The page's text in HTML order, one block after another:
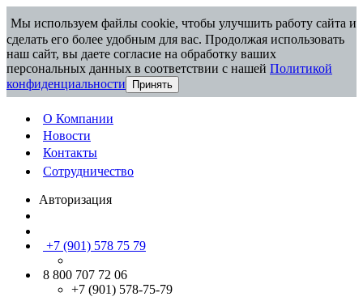
Мы используем файлы cookie, чтобы улучшить работу сайта и
сделать его более удобным для вас. Продолжая использовать
наш сайт, вы даете согласие на обработку ваших
персональных данных в соответствии с нашей Политикой
конфиденциальности
Принять
О Компании
Новости
Контакты
Сотрудничество
Авторизация
+7 (901) 578 75 79
8 800 707 72 06
+7 (901) 578-75-79